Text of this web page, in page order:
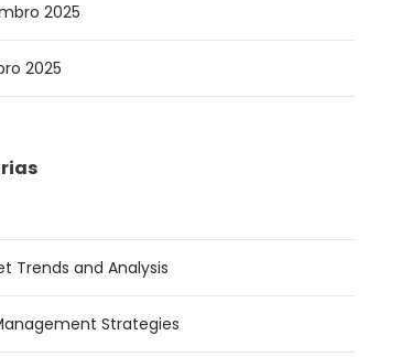
2025
2025
Trends and Analysis
Strategies